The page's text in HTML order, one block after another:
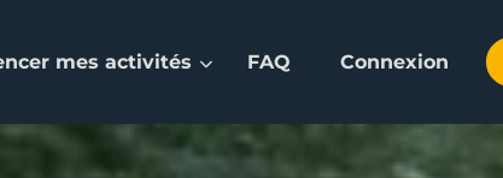
mes activités FAQ Connexion